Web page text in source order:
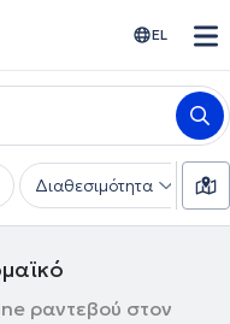
EL
Διαθεσιμότητα
ραντεβού στον